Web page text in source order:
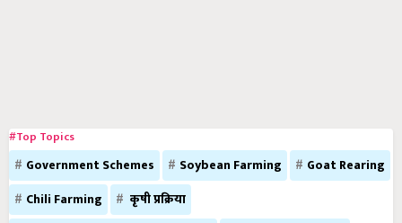
#Top Topics
Government Schemes Soybean Farming
Goat Rearing
Chili Farming
कृषी प्रक्रिया